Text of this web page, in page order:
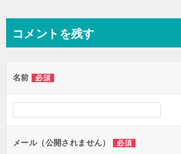
ビ
ー
シ
ン
コメントを残す
名前 必須
メール（公開されません） 必須